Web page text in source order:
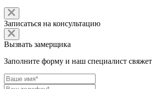
Записаться на консультацию
Вызвать замерщика
Заполните форму и наш специалист